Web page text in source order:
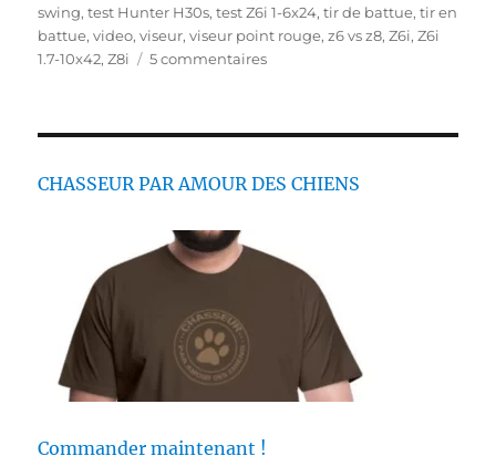
e
i
e
s
e
t
swing,test Hunter H30s,test Z6i 1-6x24,tir de battue,tir en
battue,video,viseur,viseur point rouge,z6 vs z8,Z6i,Z6i
1.7-10x42,Z8i 5 commentairess
s
o
CHASSEUR PAR AMOUR DES CHIENS
Commander maintenant !